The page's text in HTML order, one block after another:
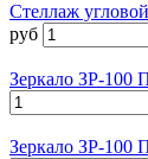
Стеллаж
руб
Зеркало ЗР-100
Зеркало ЗР-100